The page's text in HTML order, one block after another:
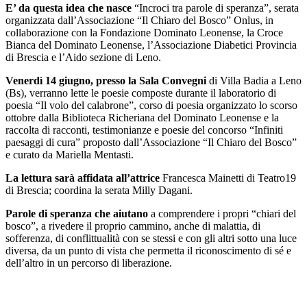
E’ da questa idea che nasce “Incroci tra parole di speranza”, serata
organizzata dall’Associazione “Il Chiaro del Bosco” Onlus, in
collaborazione con la Fondazione Dominato Leonense, la Croce
Bianca del Dominato Leonense, l’Associazione Diabetici Provincia
di Brescia e l’Aido sezione di Leno.
Venerdì 14 giugno, presso la Sala Convegnidi Villa Badia a Leno
(Bs), verranno lette le poesie composte durante il laboratorio di
poesia “Il volo del calabrone”, corso di poesia organizzato lo scorso
ottobre dalla Biblioteca Richeriana del Dominato Leonense e la
raccolta di racconti, testimonianze e poesie del concorso “Infiniti
paesaggi di cura” proposto dall’Associazione “Il Chiaro del Bosco”
e curato da Mariella Mentasti.
La lettura sarà affidata all’attrice Francesca Mainetti di Teatro19
di Brescia; coordina la serata Milly Dagani.
Parole di speranza che aiutano a comprendere i propri “chiari del
bosco”, a rivedere il proprio cammino, anche di malattia, di
sofferenza, di conflittualità con se stessi e con gli altri sotto una luce
diversa, da un punto di vista che permetta il riconoscimento di sé e
dell’altro in un percorso di liberazione.